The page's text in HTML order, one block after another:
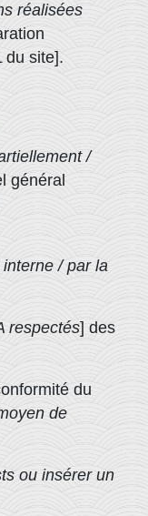
réalisées
du site].
/
général
interne / par la
respectés] des
du
de
ou insérer un